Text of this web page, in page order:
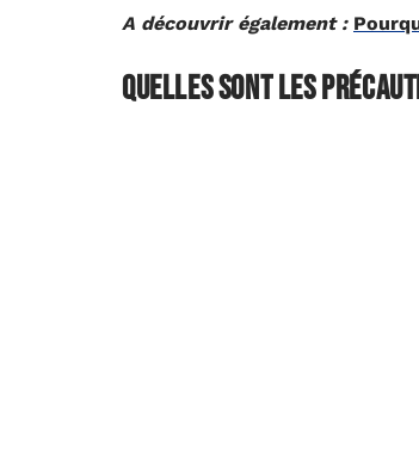
A découvrir également :
Quelles sont les